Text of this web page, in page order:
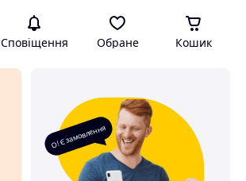
Сповіщення Обране Кошик
О! Є замовлення